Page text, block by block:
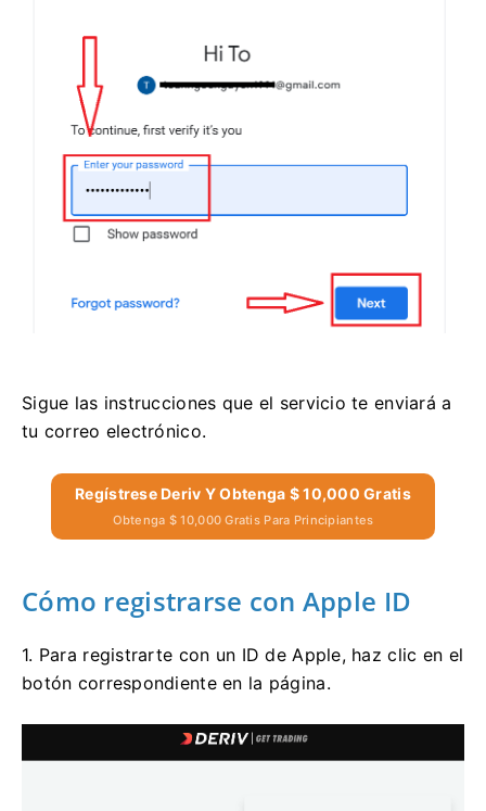
Sigue las instrucciones que el servicio te enviará a
tu correo electrónico.
Regístrese Deriv Y Obtenga $ 10,000 Gratis
Obtenga $ 10,000 Gratis Para Principiantes
Cómo registrarse con Apple ID
1. Para registrarte con un ID de Apple, haz clic en el
botón correspondiente en la página.